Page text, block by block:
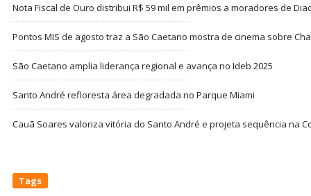
Nota Fiscal de Ouro distribui R$ 59 mil em prêmios a moradores de
Pontos MIS de agosto traz a São Caetano mostra de cinema sobre
São Caetano amplia liderança regional e avança no Ideb 2025
Santo André refloresta área degradada no Parque Miami
Cauã Soares valoriza vitória do Santo André e projeta sequência na
Tags